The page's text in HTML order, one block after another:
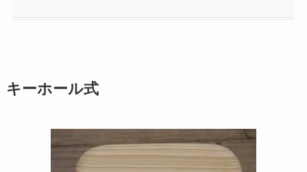
キーホール式